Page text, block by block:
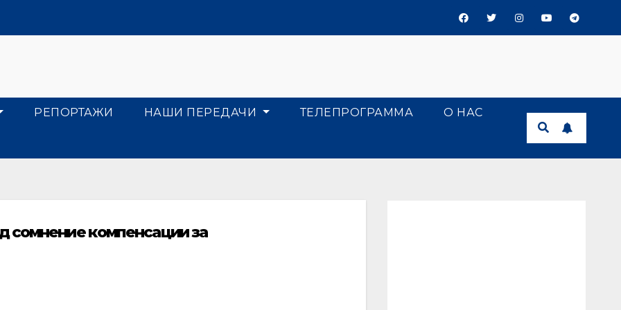
РЕПОРТАЖИ НАШИ ПЕРЕДАЧИ ТЕЛЕПРОГРАММА О НАС
сомнение компенсации за